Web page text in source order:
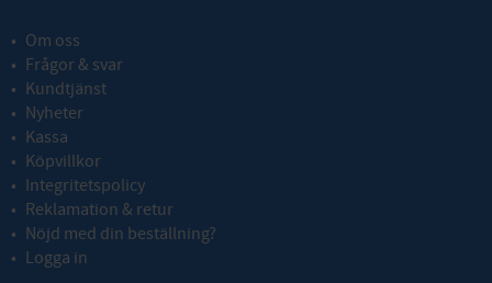
Om oss
Frågor & svar
Kundtjänst
Nyheter
Kassa
Köpvillkor
Integritetspolicy
Reklamation & retur
Nöjd med din beställning?
Logga in